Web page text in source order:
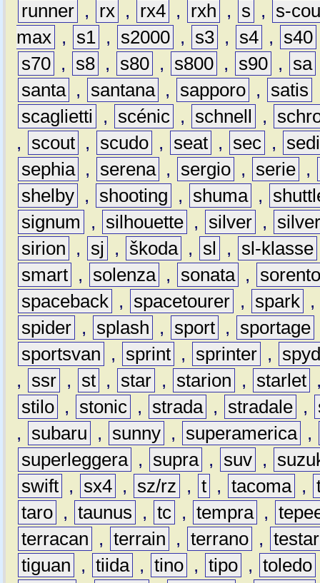
runner , rx , rx4 , rxh , s ,
s-
max , s1 , s2000 , s3 , s4 , s40
s70 , s8 , s80 , s800 , s90 , sa
santa , santana , sapporo , satis
scaglietti
, scénic , schnell ,
,
scout , scudo , seat , sec ,
sephia , serena , sergio , serie ,
shelby , shooting , shuma ,
signum
, silhouette , silver ,
sirion
, sj , škoda , sl , sl-klasse
smart , solenza , sonata ,
spaceback , spacetourer , spark ,
spider , splash , sport , sportage
sportsvan
, sprint , sprinter ,
,
ssr , st , star , starion , starlet
stilo , stonic , strada , stradale ,
,
subaru , sunny , superamerica ,
superleggera , supra , suv ,
swift , sx4 , sz/rz , t , tacoma ,
taro , taunus , tc , tempra ,
terracan
, terrain , terrano ,
tiguan
, tiida , tino , tipo , toledo